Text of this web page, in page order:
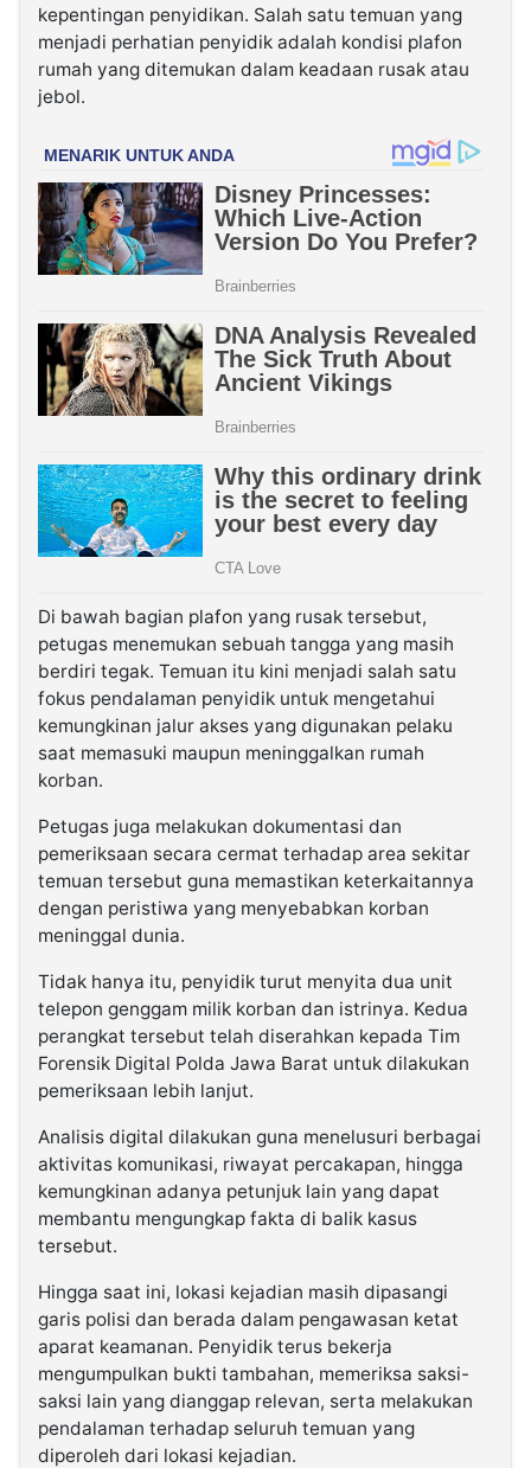
kepentingan penyidikan. Salah satu temuan yang
menjadi perhatian penyidik adalah kondisi plafon
rumah yang ditemukan dalam keadaan rusak atau
jebol.
Di bawah bagian plafon yang rusak tersebut,
petugas menemukan sebuah tangga yang masih
berdiri tegak. Temuan itu kini menjadi salah satu
fokus pendalaman penyidik untuk mengetahui
kemungkinan jalur akses yang digunakan pelaku
saat memasuki maupun meninggalkan rumah
korban.
Petugas juga melakukan dokumentasi dan
pemeriksaan secara cermat terhadap area sekitar
temuan tersebut guna memastikan keterkaitannya
dengan peristiwa yang menyebabkan korban
meninggal dunia.
Tidak hanya itu, penyidik turut menyita dua unit
telepon genggam milik korban dan istrinya. Kedua
perangkat tersebut telah diserahkan kepada Tim
Forensik Digital Polda Jawa Barat untuk dilakukan
pemeriksaan lebih lanjut.
Analisis digital dilakukan guna menelusuri berbagai
aktivitas komunikasi, riwayat percakapan, hingga
kemungkinan adanya petunjuk lain yang dapat
membantu mengungkap fakta di balik kasus
tersebut.
Hingga saat ini, lokasi kejadian masih dipasangi
garis polisi dan berada dalam pengawasan ketat
aparat keamanan. Penyidik terus bekerja
mengumpulkan bukti tambahan, memeriksa saksi-
saksi lain yang dianggap relevan, serta melakukan
pendalaman terhadap seluruh temuan yang
diperoleh dari lokasi kejadian.